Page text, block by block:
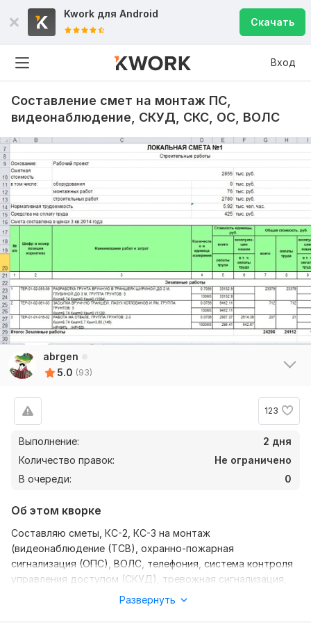
Kwork для Android
Скачать
Вход
Составление смет на монтаж ПС,
видеонаблюдение, СКУД, СКС, ОС, ВОЛС
abrgen
5.0 (93)
123
Выполнение:
2 дня
Количество правок:
Не ограничено
В очереди:
0
Об этом кворке
Составляю сметы, КС-2, КС-3 на монтаж
(видеонаблюдение (ТСВ), охранно-пожарная
сигнализация (ОПС), ВОЛС, телефония, система контроля
управления доступом (СКУД), тревожная сигнализация,
электрика, СКС, трубопроводы и т.д. ),
общестроительные, ремонтно-строительные работы.
Развернуть
Рейтинги по критериям
Скорость
5
Качество
5
5